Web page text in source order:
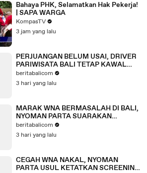
Bahaya PHK, Selamatkan Hak Pekerja!
| SAPA WARGA
KompasTV
3 jam yang lalu
PERJUANGAN BELUM USAI, DRIVER
PARIWISATA BALI TETAP KAWAL
ENAM TUNTUTAN
beritabalicom
3 hari yang lalu
MARAK WNA BERMASALAH DI BALI,
NYOMAN PARTA SUARAKAN
KELUHAN WARGA
beritabalicom
3 hari yang lalu
CEGAH WNA NAKAL, NYOMAN
PARTA USUL KETATKAN SCREENING